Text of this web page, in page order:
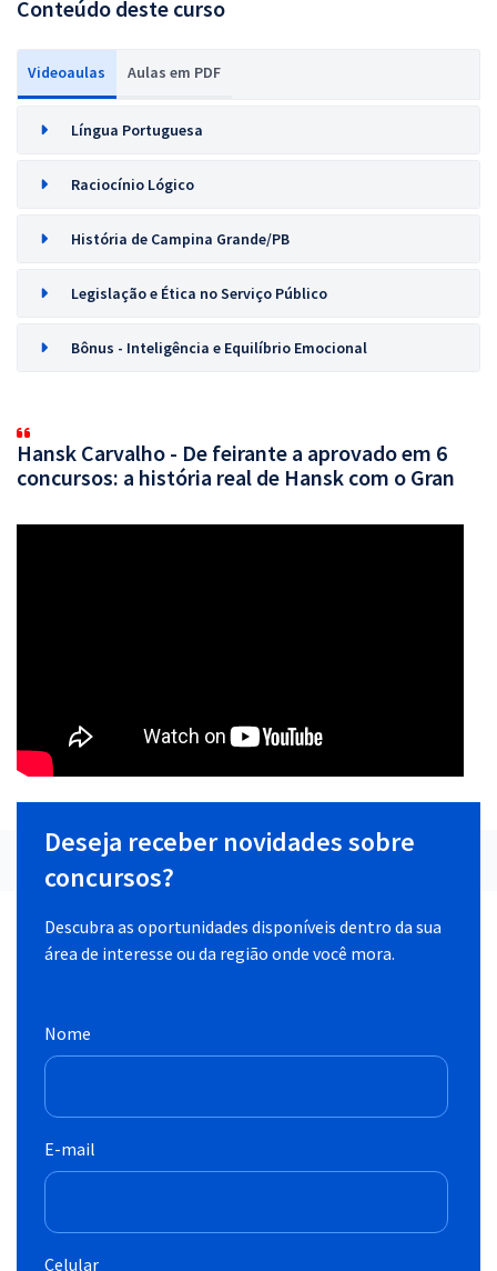
Conteúdo deste curso
Videoaulas Aulas em PDF
Língua Portuguesa
Raciocínio Lógico
História de Campina Grande/PB
Legislação e Ética no Serviço Público
Bônus - Inteligência e Equilíbrio Emocional
Hansk Carvalho - De feirante a aprovado em 6
concursos: a história real de Hansk com o Gran
Deseja receber novidades sobre
concursos?
Descubra as oportunidades disponíveis dentro da sua
área de interesse ou da região onde você mora.
Nome
E-mail
Celular